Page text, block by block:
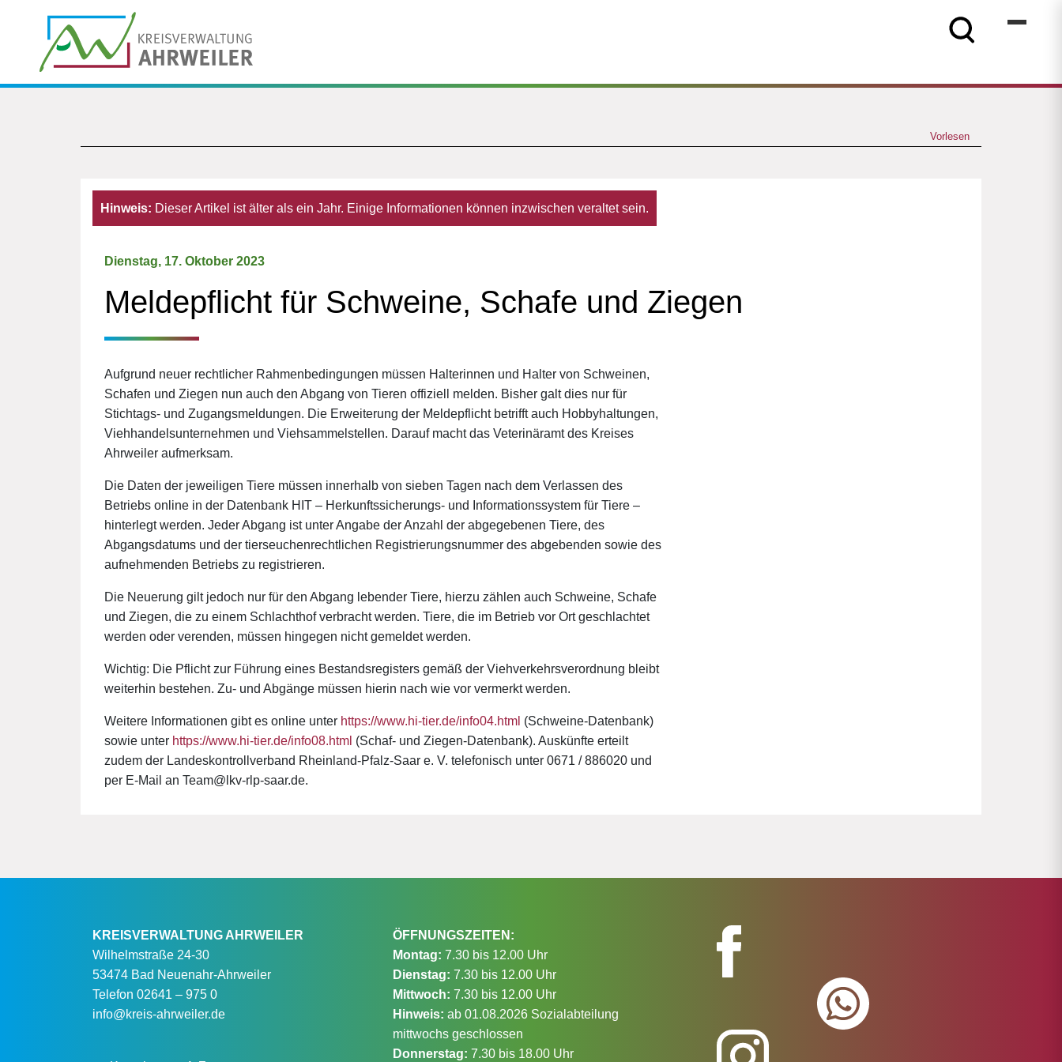
Vorlesen
Hinweis: Dieser Artikel ist älter als ein Jahr. Einige Informationen können inzwischen veraltet sein.
Dienstag, 17. Oktober 2023
Meldepflicht für Schweine, Schafe und Ziegen
Aufgrund neuer rechtlicher Rahmenbedingungen müssen Halterinnen und Halter von Schweinen,
Schafen und Ziegen nun auch den Abgang von Tieren offiziell melden. Bisher galt dies nur für
Stichtags- und Zugangsmeldungen. Die Erweiterung der Meldepflicht betrifft auch Hobbyhaltungen,
Viehhandelsunternehmen und Viehsammelstellen. Darauf macht das Veterinäramt des Kreises
Ahrweiler aufmerksam.
Die Daten der jeweiligen Tiere müssen innerhalb von sieben Tagen nach dem Verlassen des
Betriebs online in der Datenbank HIT – Herkunftssicherungs- und Informationssystem für Tiere –
hinterlegt werden. Jeder Abgang ist unter Angabe der Anzahl der abgegebenen Tiere, des
Abgangsdatums und der tierseuchenrechtlichen Registrierungsnummer des abgebenden sowie des
aufnehmenden Betriebs zu registrieren.
Die Neuerung gilt jedoch nur für den Abgang lebender Tiere, hierzu zählen auch Schweine, Schafe
und Ziegen, die zu einem Schlachthof verbracht werden. Tiere, die im Betrieb vor Ort geschlachtet
werden oder verenden, müssen hingegen nicht gemeldet werden.
Wichtig: Die Pflicht zur Führung eines Bestandsregisters gemäß der Viehverkehrsverordnung bleibt
weiterhin bestehen. Zu- und Abgänge müssen hierin nach wie vor vermerkt werden.
Weitere Informationen gibt es online unter https://www.hi-tier.de/info04.html (Schweine-Datenbank)
sowie unter https://www.hi-tier.de/info08.html (Schaf- und Ziegen-Datenbank). Auskünfte erteilt
zudem der Landeskontrollverband Rheinland-Pfalz-Saar e. V. telefonisch unter 0671 / 886020 und
per E-Mail an Team@lkv-rlp-saar.de.
KREISVERWALTUNG AHRWEILER
Wilhelmstraße 24-30
53474 Bad Neuenahr-Ahrweiler
Telefon 02641 – 975 0
info@kreis-ahrweiler.de
ÖFFNUNGSZEITEN:
Montag: 7.30 bis 12.00 Uhr
Dienstag: 7.30 bis 12.00 Uhr
Mittwoch: 7.30 bis 12.00 Uhr
Hinweis: ab 01.08.2026 Sozialabteilung
mittwochs geschlossen
Donnerstag: 7.30 bis 18.00 Uhr